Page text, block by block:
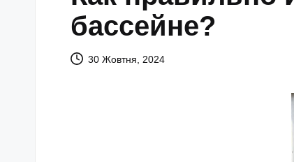
бассейне?
30 Жовтня, 2024